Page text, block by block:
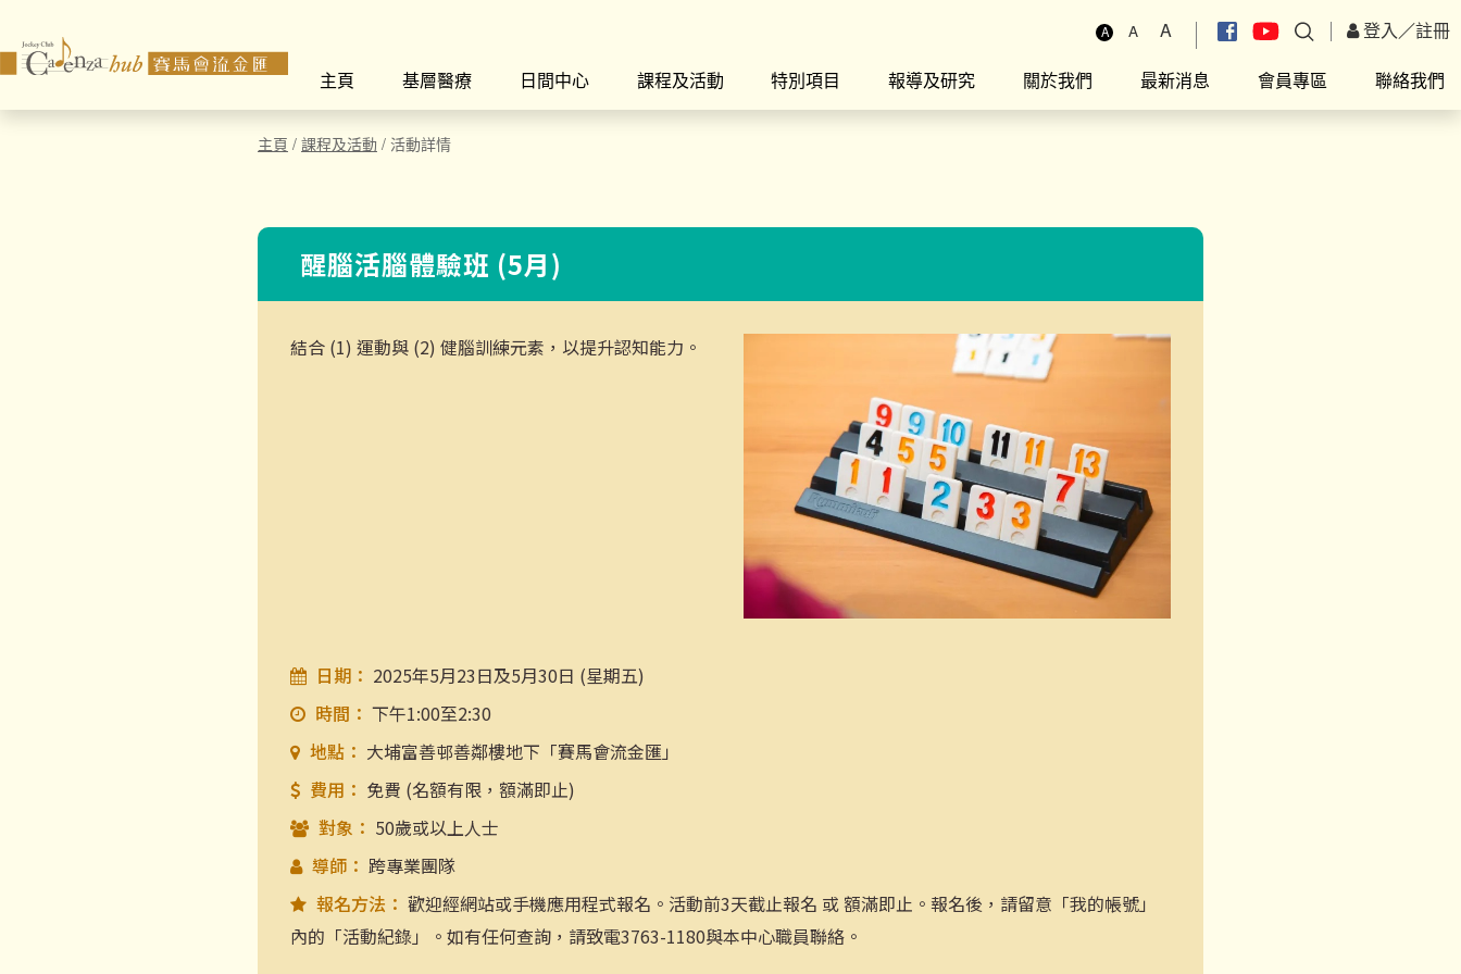
A A A 登入／註冊
主頁
基層醫療 日間中心 課程及活動 特別項目 報導及研究 關於我們 最新消息 會員專區 聯絡我們
主頁 / 課程及活動 / 活動詳情
醒腦活腦體驗班 (5月)
結合 (1) 運動與 (2) 健腦訓練元素，以提升認知能力。
日期： 2025年5月23日及5月30日 (星期五)
時間： 下午1:00至2:30
地點： 大埔富善邨善鄰樓地下「賽馬會流金匯」
費用： 免費 (名額有限，額滿即止)
對象： 50歲或以上人士
導師： 跨專業團隊
報名方法： 歡迎經網站或手機應用程式報名。活動前3天截止報名 或 額滿即止。報名後，請留意「我的帳號」
內的「活動紀錄」。如有任何查詢，請致電3763-1180與本中心職員聯絡。